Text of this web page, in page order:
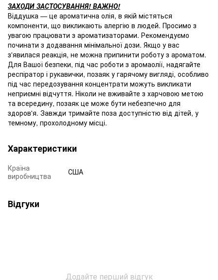
ЗАХОДИ ЗАСТОСУВАННЯ! ВАЖНО!
Віддушка — це ароматична олія, в якій містяться
компоненти, що викликають алергію в людей. Просимо з
увагою працювати з ароматизаторами. Рекомендуємо
починати з додавання мінімальної дози. Якщо у вас
з'явилася реакція, не можна припинити роботу з ароматом.
Для Вашої безпеки, під час роботи з аромаолії, надягайте
респіратор і рукавички, позаяк у гарячому вигляді, особливо
під час передозування концентрати можуть викликати
неприємні відчуття. Ніколи не вживайте з харчовою метою
та всередину, позаяк це може бути небезпечно для
здоров'я. Завжди тримайте поза доступністю від дітей, у
темному, прохолодному місці.
Характеристики
Країна
виробництва
США
Відгуки
Додайте перший відгук